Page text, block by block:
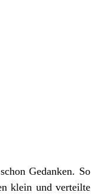
Gedanken. So
klein und verteilte